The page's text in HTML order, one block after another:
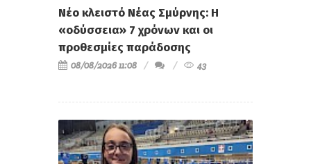
Νέο κλειστό Νέας Σμύρνης: Η
«οδύσσεια» 7 χρόνων και οι
προθεσμίες παράδοσης
08/08/2026 11:08 43